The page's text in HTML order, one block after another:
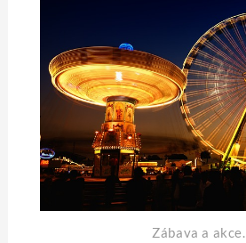
Zábava a akce.